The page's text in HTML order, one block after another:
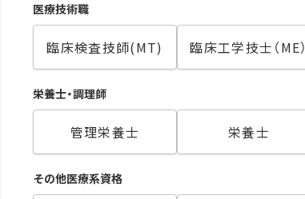
医療技術職
臨床検査技師(MT) 臨床工学技士（ME）
栄養士・調理師
管理栄養士 栄養士
その他医療系資格